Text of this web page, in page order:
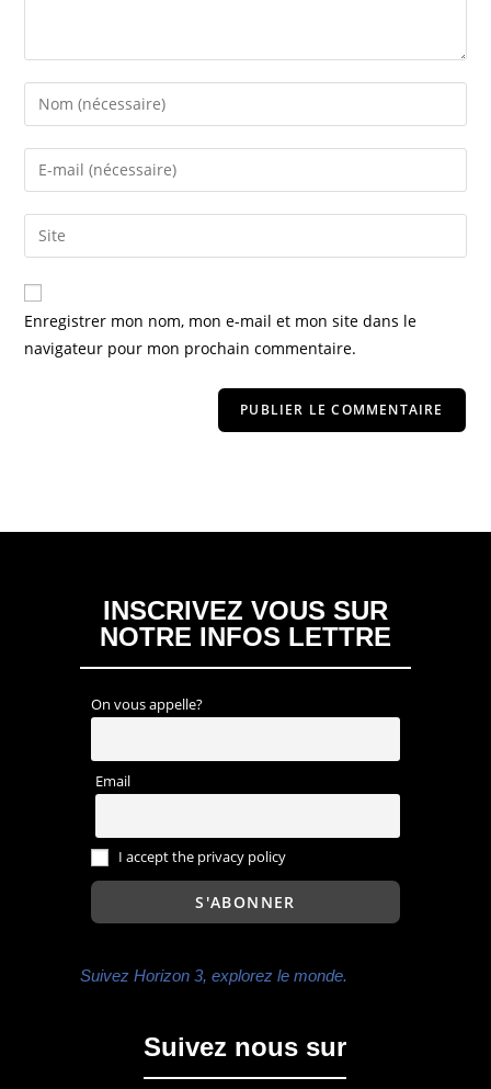
Enregistrer mon nom, mon e-mail et mon site dans le
navigateur pour mon prochain commentaire.
INSCRIVEZ VOUS SUR
NOTRE INFOS LETTRE
On vous appelle?
Email
I accept the privacy policy
Suivez Horizon 3, explorez le monde.
Suivez nous sur